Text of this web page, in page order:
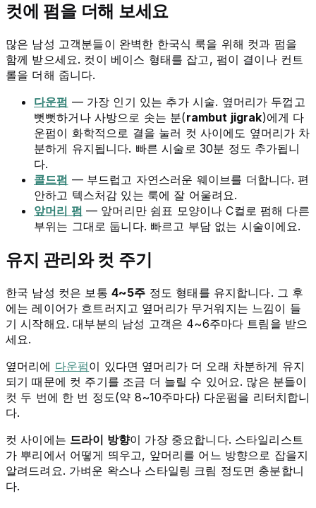
컷에 펌을 더해 보세요
많은 남성 고객분들이 완벽한 한국식 룩을 위해 컷과 펌을
함께 받으세요. 컷이 베이스 형태를 잡고, 펌이 결이나 컨트
롤을 더해 줍니다.
다운펌 — 가장 인기 있는 추가 시술. 옆머리가 두껍고
뻣뻣하거나 사방으로 솟는 분(rambut jigrak)에게 다
운펌이 화학적으로 결을 눌러 컷 사이에도 옆머리가 차
분하게 유지됩니다. 빠른 시술로 30분 정도 추가됩니
다.
콜드펌 — 부드럽고 자연스러운 웨이브를 더합니다. 편
안하고 텍스처감 있는 룩에 잘 어울려요.
앞머리 펌 — 앞머리만 쉼표 모양이나 C컬로 펌해 다른
부위는 그대로 둡니다. 빠르고 부담 없는 시술이에요.
유지 관리와 컷 주기
한국 남성 컷은 보통 4~5주 정도 형태를 유지합니다. 그 후
에는 레이어가 흐트러지고 옆머리가 무거워지는 느낌이 들
기 시작해요. 대부분의 남성 고객은 4~6주마다 트림을 받으
세요.
옆머리에 다운펌이 있다면 옆머리가 더 오래 차분하게 유지
되기 때문에 컷 주기를 조금 더 늘릴 수 있어요. 많은 분들이
컷 두 번에 한 번 정도(약 8~10주마다) 다운펌을 리터치합니
다.
컷 사이에는 드라이 방향이 가장 중요합니다. 스타일리스트
가 뿌리에서 어떻게 띄우고, 앞머리를 어느 방향으로 잡을지
알려드려요. 가벼운 왁스나 스타일링 크림 정도면 충분합니
다.